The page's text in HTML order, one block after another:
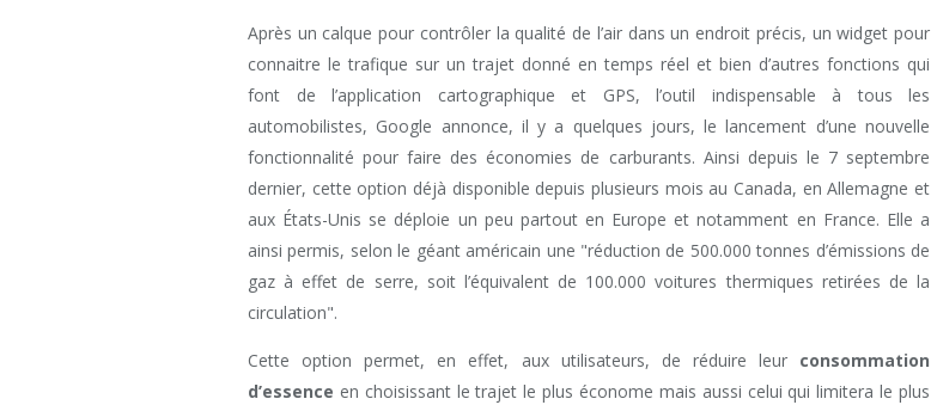
Après un calque pour contrôler la qualité de l’air dans un endroit précis, un widget pour
connaitre le trafique sur un trajet donné en temps réel et bien d’autres fonctions qui
font de l’application cartographique et GPS, l’outil indispensable à tous les
automobilistes, Google annonce, il y a quelques jours, le lancement d’une nouvelle
fonctionnalité pour faire des économies de carburants. Ainsi depuis le 7 septembre
dernier, cette option déjà disponible depuis plusieurs mois au Canada, en Allemagne et
aux États-Unis se déploie un peu partout en Europe et notamment en France. Elle a
ainsi permis, selon le géant américain une "réduction de 500.000 tonnes d’émissions de
gaz à effet de serre, soit l’équivalent de 100.000 voitures thermiques retirées de la
circulation".
Cette option permet, en effet, aux utilisateurs, de réduire leur consommation
d’essence en choisissant le trajet le plus économe mais aussi celui qui limitera le plus